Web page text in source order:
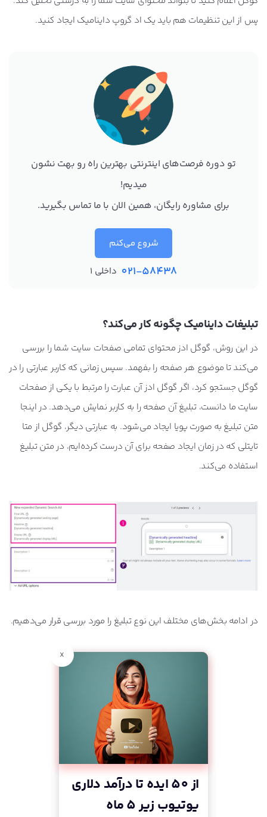
پس از این تنظیمات هم باید یک اد گروپ داینامیک ایجاد کنید.
تو دوره فرصت‌های اینترنتی بهترین راه رو بهت نشون
میدیم!
برای مشاوره رایگان، همین الان با ما تماس بگیرید.
شروع می‌کنم
021-58438 داخلی 1
تبلیغات داینامیک چگونه کار می‌کند؟
در این روش، گوگل ادز محتوای تمامی صفحات سایت شما را بررسی
می‌کند تا موضوع هر صفحه را بفهمد. سپس زمانی که کاربر عبارتی را در
گوگل جستجو کرد، اگر گوگل ادز آن عبارت را مرتبط با یکی از صفحات
سایت ما دانست، تبلیغ آن صفحه را به کاربر نمایش می‌دهد. در اینجا
متن تبلیغ به صورت پویا ایجاد می‌شود. به عبارتی دیگر، گوگل از متا
تایتلی که در زمان ایجاد صفحه برای آن درست کرده‌ایم، در متن تبلیغ
استفاده می‌کند.
در ادامه بخش‌های مختلف این نوع تبلیغ را مورد بررسی قرار می‌دهیم.
x
از 50 ایده تا درآمد دلاری
یوتیوب زیر 5 ماه